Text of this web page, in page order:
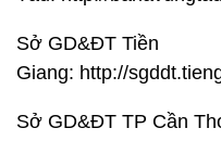
Sở GD&ĐT Tiền
Giang: http://
Sở GD&ĐT TP Cần